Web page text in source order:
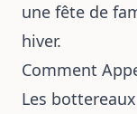
une fête de
hiver.
Comment
Les